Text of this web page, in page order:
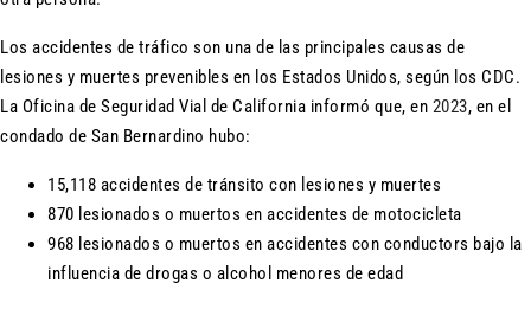
Los accidentes de tráfico son una de las principales causas de
lesiones y muertes prevenibles en los Estados Unidos, según los CDC.
La Oficina de Seguridad Vial de California informó que, en 2023, en el
condado de San Bernardino hubo:
15,118 accidentes de tránsito con lesiones y muertes
870 lesionados o muertos en accidentes de motocicleta
968 lesionados o muertos en accidentes con conductors bajo la
influencia de drogas o alcohol menores de edad